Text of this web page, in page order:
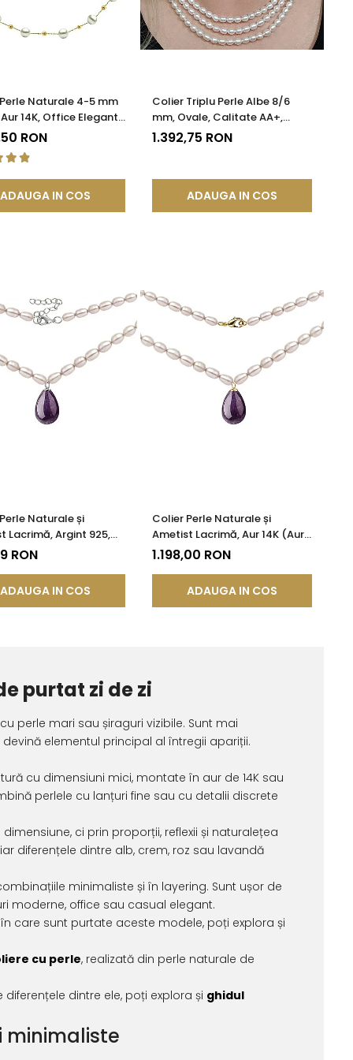
Naturale 4-5 mm
14K, Office Elegant |
RON
ADAUGA IN COS
Colier Triplu Perle Albe 8/6
mm, Ovale, Calitate AA+,
Închizătoare Argint |
KASKADDA®
1.392,75 RON
ADAUGA IN COS
Naturale și
Lacrimă, Argint 925,
| KASKADDA®
RON
ADAUGA IN COS
Colier Perle Naturale și
Ametist Lacrimă, Aur 14K (Aur
585), Model Princess |
1.198,00 RON
ADAUGA IN COS
purtat zi de zi
perle mari sau șiraguri vizibile. Sunt mai
elementul principal al întregii apariții.
cu dimensiuni mici, montate în aur de 14K sau
perlele cu lanțuri fine sau cu detalii discrete
ci prin proporții, reflexii și naturalețea
diferențele dintre alb, crem, roz sau lavandă
minimaliste și în layering. Sunt ușor de
moderne, office sau casual elegant.
care sunt purtate aceste modele, poți explora și
cu perle, realizată din perle naturale de
dintre ele, poți explora și ghidul
minimaliste